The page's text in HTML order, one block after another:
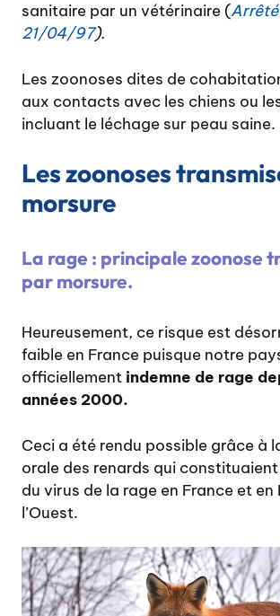
sanitaire par un vétérinaire (
21/04/97).
Les zoonoses dites de
aux contacts avec les chiens ou
incluant le léchage sur peau saine.
Les zoonoses
morsure
La rage : principale zoonose
par morsure.
Heureusement, ce risque est
faible en France puisque notre
officiellement indemne de rage
années 2000.
Ceci a été rendu possible grâce à
orale des renards qui
du virus de la rage en France et en
l’Ouest.